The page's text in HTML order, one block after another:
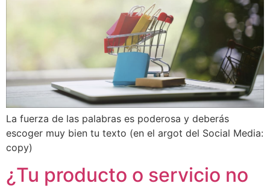
La fuerza de las palabras es poderosa y deberás
escoger muy bien tu texto (en el argot del Social Media:
copy)
¿Tu producto o servicio no